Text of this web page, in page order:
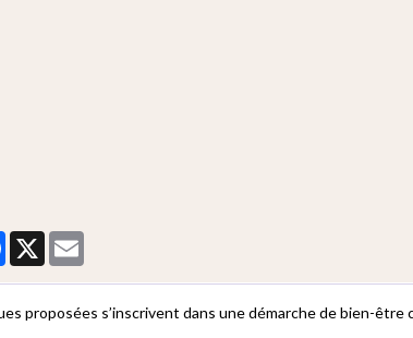
Facebook
X
proposées s’inscrivent dans une démarche de bien-